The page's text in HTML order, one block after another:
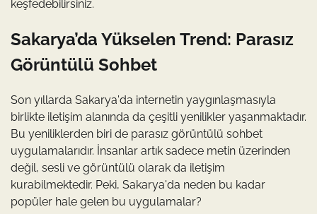
keşfedebilirsiniz.
Sakarya’da Yükselen Trend: Parasız
Görüntülü Sohbet
Son yıllarda Sakarya'da internetin yaygınlaşmasıyla
birlikte iletişim alanında da çeşitli yenilikler yaşanmaktadır.
Bu yeniliklerden biri de parasız görüntülü sohbet
uygulamalarıdır. İnsanlar artık sadece metin üzerinden
değil, sesli ve görüntülü olarak da iletişim
kurabilmektedir. Peki, Sakarya'da neden bu kadar
popüler hale gelen bu uygulamalar?